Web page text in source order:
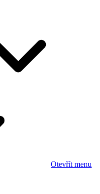
Otevřít menu